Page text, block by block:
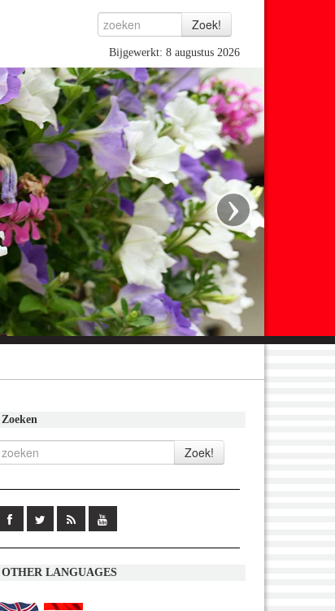
Bijgewerkt: 8 augustus 2026
›
Zoeken
OTHER LANGUAGES